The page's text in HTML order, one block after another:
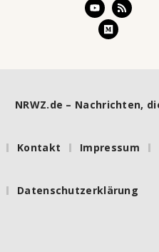
NRWZ.de – Nachrichten,
Kontakt Impressum
Datenschutzerklärung